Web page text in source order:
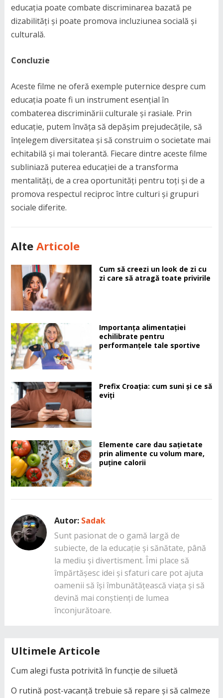
educația poate combate discriminarea bazată pe
dizabilități și poate promova incluziunea socială și
culturală.
Concluzie
Aceste filme ne oferă exemple puternice despre cum
educația poate fi un instrument esențial în
combaterea discriminării culturale și rasiale. Prin
educație, putem învăța să depășim prejudecățile, să
înțelegem diversitatea și să construim o societate mai
echitabilă și mai tolerantă. Fiecare dintre aceste filme
subliniază puterea educației de a transforma
mentalități, de a crea oportunități pentru toți și de a
promova respectul reciproc între culturi și grupuri
sociale diferite.
Alte Articole
Cum să creezi un look de zi cu
zi care să atragă toate privirile
Importanța alimentației
echilibrate pentru
performanțele tale sportive
Prefix Croația: cum suni și ce să
eviți
Elemente care dau sațietate
prin alimente cu volum mare,
puține calorii
Autor: Sadak
Sunt pasionat de o gamă largă de
subiecte, de la educație și sănătate, până
la mediu și divertisment. Îmi place să
împărtășesc idei și sfaturi care pot ajuta
oamenii să își îmbunătățească viața și să
devină mai conștienți de lumea
înconjurătoare.
Ultimele Articole
Cum alegi fusta potrivită în funcție de siluetă
O rutină post-vacanță trebuie să repare și să calmeze